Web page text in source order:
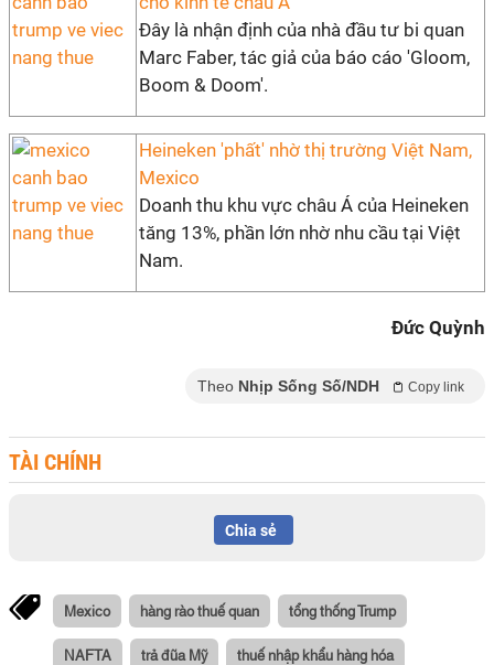
Đây là nhận định của nhà đầu tư bi quan
Marc Faber, tác giả của báo cáo 'Gloom,
Boom & Doom'.
Heineken 'phất' nhờ thị trường Việt Nam,
Mexico
Doanh thu khu vực châu Á của Heineken
tăng 13%, phần lớn nhờ nhu cầu tại Việt
Nam.
Đức Quỳnh
Theo Nhịp Sống Số/NDH Copy link
TÀI CHÍNH
Chia sẻ
Mexico hàng rào thuế quan tổng thống Trump
NAFTA trả đũa Mỹ thuế nhập khẩu hàng hóa